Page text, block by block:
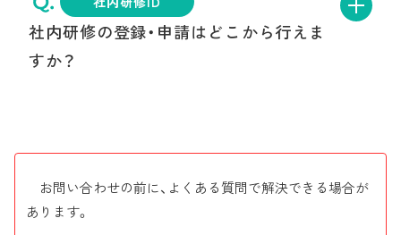
なお、学習履歴（ユニット）を登録できるIDは「個
人ID」だけです。
目的に応じて、適切なIDをご利用ください。
特定機能ID 社員データID 会社の担当者
社内研修とその他のプログラムの申請や、手数
料を一元化されたい場合は、取得されている社
【まず確認すること】
お問い合わせフォーム
社内研修の登録・申請はどこから行えま
すか？
録・申請を行います。
申請には研修内容の入力や、資料添付が必要で
お問い合わせの前に、よくある質問で解決できる場合が
あります。